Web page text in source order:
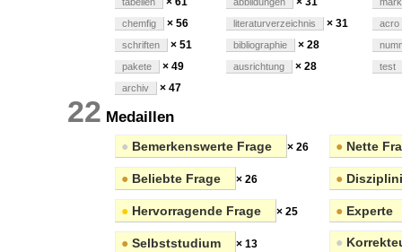
chemfig × 56
schriften × 51
pakete × 49
archiv × 47
literaturverzeichnis × 31
bibliographie × 28
ausrichtung × 28
acro
test
22 Medaillen
● Bemerkenswerte Frage × 26
● Beliebte Frage × 26
● Hervorragende Frage × 25
● Selbststudium × 13
● Nette
●
● Experte
●